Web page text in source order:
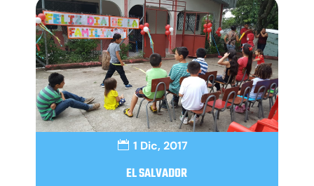
1 Dic, 2017
EL SALVADOR